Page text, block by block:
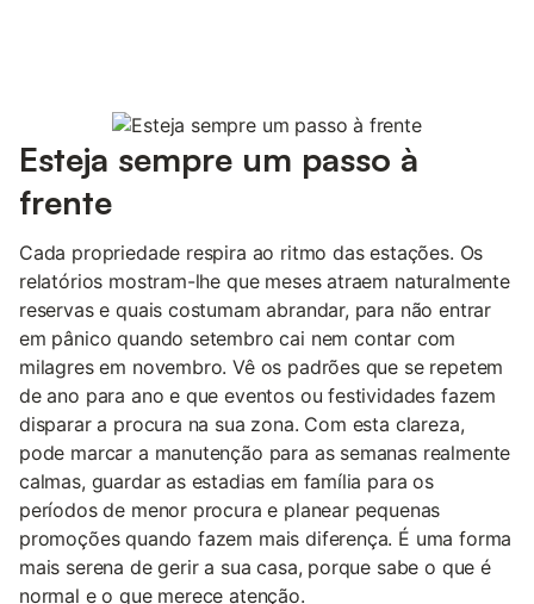
Esteja sempre um passo à
frente
Cada propriedade respira ao ritmo das estações. Os
relatórios mostram-lhe que meses atraem naturalmente
reservas e quais costumam abrandar, para não entrar
em pânico quando setembro cai nem contar com
milagres em novembro. Vê os padrões que se repetem
de ano para ano e que eventos ou festividades fazem
disparar a procura na sua zona. Com esta clareza,
pode marcar a manutenção para as semanas realmente
calmas, guardar as estadias em família para os
períodos de menor procura e planear pequenas
promoções quando fazem mais diferença. É uma forma
mais serena de gerir a sua casa, porque sabe o que é
normal e o que merece atenção.